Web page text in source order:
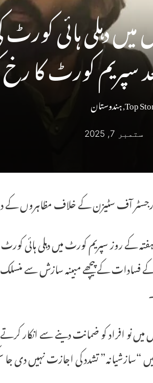
فسادات کیس میں
کورٹ کا
Top
,ہندوستان
ستمبر 7, 2025
رجسٹر آف سٹیزن کے خلاف مظاہروں کے
کے روز سپریم کورٹ میں دہلی ہائی
میں فروری 2020 کے فسادات کے پیچھے
افراد کو ضمانت دینے سے انکار
“سازشیانہ” تشدد کی اجازت نہیں دی